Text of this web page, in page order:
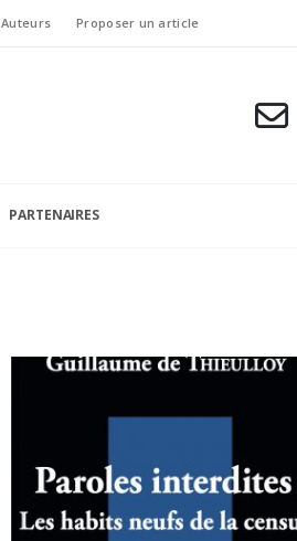
Auteurs Proposer un article
PARTENAIRES